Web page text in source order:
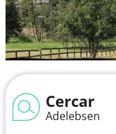
Cercar
Adelebsen